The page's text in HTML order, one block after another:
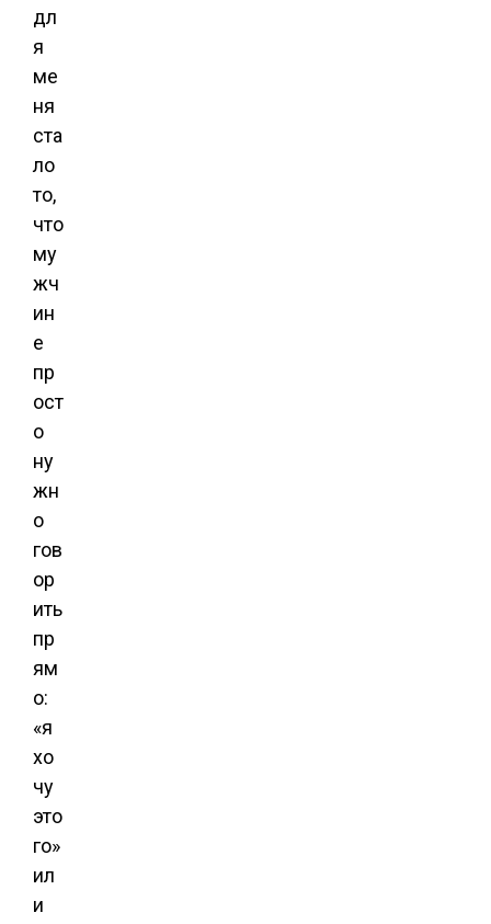
дл
я
ме
ня
ста
ло
то,
что
му
жч
ин
е
пр
ост
о
ну
жн
о
гов
ор
ить
пр
ям
о:
«я
хо
чу
это
го»
ил
и